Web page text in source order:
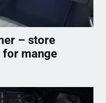
– store
mange